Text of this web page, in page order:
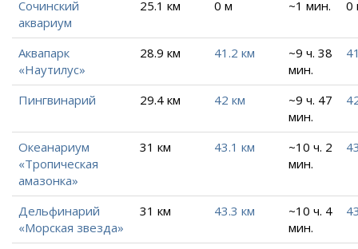
Сочинский
аквариум
25.1 км 0 м ~1 мин. 0
Аквапарк
«Наутилус»
28.9 км 41.2 км
~9 ч. 38
мин.
Пингвинарий 29.4 км 42 км
~9 ч. 47
мин.
Океанариум
«Тропическая
амазонка»
31 км 43.1 км
~10 ч. 2
мин.
Дельфинарий
«Морская звезда»
31 км 43.3 км
~10 ч. 4
мин.